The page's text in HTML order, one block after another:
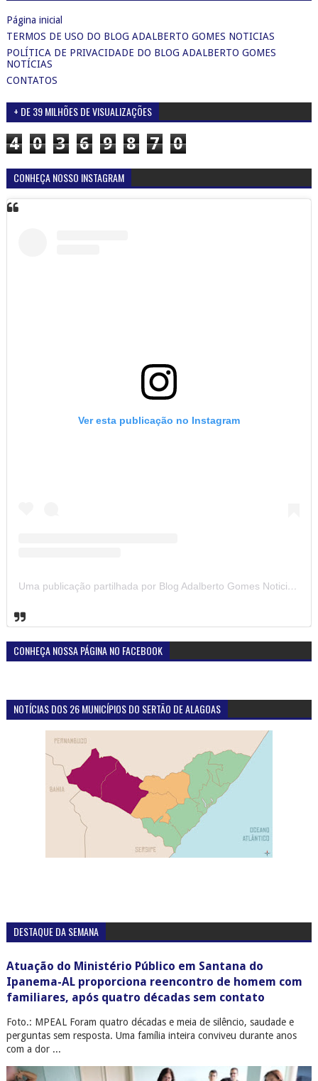
Página inicial
TERMOS DE USO DO BLOG ADALBERTO GOMES NOTICIAS
POLÍTICA DE PRIVACIDADE DO BLOG ADALBERTO GOMES
NOTÍCIAS
CONTATOS
+ DE 39 MILHÕES DE VISUALIZAÇÕES
4 0 3 6 9 8 7 0
CONHEÇA NOSSO INSTAGRAM
Ver esta publicação no Instagram
Uma publicação partilhada por Blog Adalberto Gomes Noticias (@blogadalbertogomesnoticiass)
CONHEÇA NOSSA PÁGINA NO FACEBOOK
NOTÍCIAS DOS 26 MUNICÍPIOS DO SERTÃO DE ALAGOAS
DESTAQUE DA SEMANA
Atuação do Ministério Público em Santana do
Ipanema-AL proporciona reencontro de homem com
familiares, após quatro décadas sem contato
Foto.: MPEAL Foram quatro décadas e meia de silêncio, saudade e
perguntas sem resposta. Uma família inteira conviveu durante anos
com a dor ...